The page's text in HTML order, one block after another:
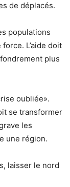
de déplacés.
populations
L’aide doit
plus
oubliée».
se transformer
les
une région.
laisser le nord